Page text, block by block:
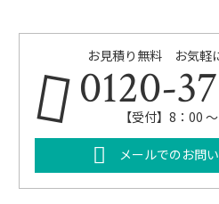
お見積り無料 お気軽
0120-
【受付】8：00
メールでのお問